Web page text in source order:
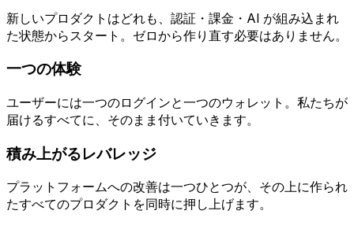
新しいプロダクトはどれも、認証・課金・AI が組み込まれ
た状態からスタート。ゼロから作り直す必要はありません。
一つの体験
ユーザーには一つのログインと一つのウォレット。私たちが
届けるすべてに、そのまま付いていきます。
積み上がるレバレッジ
プラットフォームへの改善は一つひとつが、その上に作られ
たすべてのプロダクトを同時に押し上げます。